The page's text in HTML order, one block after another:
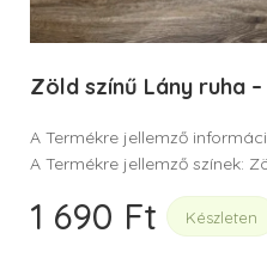
Zöld színű Lány ruha –
A Termékre jellemző
A Termékre jellemző színek:
1 690 Ft Készleten